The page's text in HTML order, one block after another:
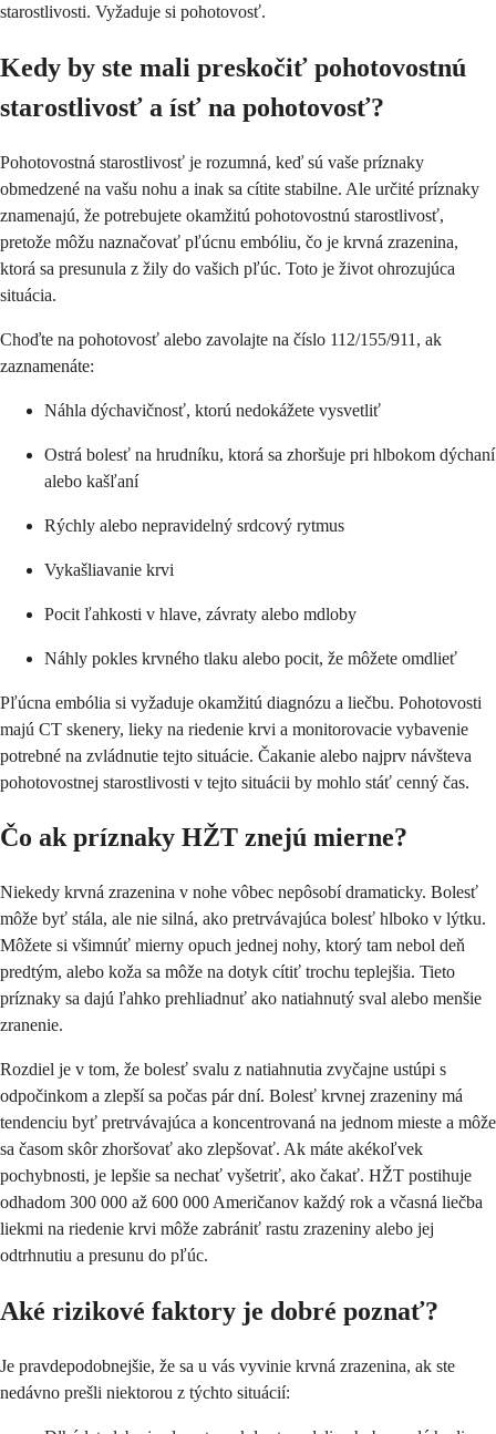
starostlivosti. Vyžaduje si pohotovosť.
Kedy by ste mali preskočiť pohotovostnú
starostlivosť a ísť na pohotovosť?
Pohotovostná starostlivosť je rozumná, keď sú vaše príznaky
obmedzené na vašu nohu a inak sa cítite stabilne. Ale určité príznaky
znamenajú, že potrebujete okamžitú pohotovostnú starostlivosť,
pretože môžu naznačovať pľúcnu embóliu, čo je krvná zrazenina,
ktorá sa presunula z žily do vašich pľúc. Toto je život ohrozujúca
situácia.
Choďte na pohotovosť alebo zavolajte na číslo 112/155/911, ak
zaznamenáte:
Náhla dýchavičnosť, ktorú nedokážete vysvetliť
Ostrá bolesť na hrudníku, ktorá sa zhoršuje pri hlbokom dýchaní
alebo kašľaní
Rýchly alebo nepravidelný srdcový rytmus
Vykašliavanie krvi
Pocit ľahkosti v hlave, závraty alebo mdloby
Náhly pokles krvného tlaku alebo pocit, že môžete omdlieť
Pľúcna embólia si vyžaduje okamžitú diagnózu a liečbu. Pohotovosti
majú CT skenery, lieky na riedenie krvi a monitorovacie vybavenie
potrebné na zvládnutie tejto situácie. Čakanie alebo najprv návšteva
pohotovostnej starostlivosti v tejto situácii by mohlo stáť cenný čas.
Čo ak príznaky HŽT znejú mierne?
Niekedy krvná zrazenina v nohe vôbec nepôsobí dramaticky. Bolesť
môže byť stála, ale nie silná, ako pretrvávajúca bolesť hlboko v lýtku.
Môžete si všimnúť mierny opuch jednej nohy, ktorý tam nebol deň
predtým, alebo koža sa môže na dotyk cítiť trochu teplejšia. Tieto
príznaky sa dajú ľahko prehliadnuť ako natiahnutý sval alebo menšie
zranenie.
Rozdiel je v tom, že bolesť svalu z natiahnutia zvyčajne ustúpi s
odpočinkom a zlepší sa počas pár dní. Bolesť krvnej zrazeniny má
tendenciu byť pretrvávajúca a koncentrovaná na jednom mieste a môže
sa časom skôr zhoršovať ako zlepšovať. Ak máte akékoľvek
pochybnosti, je lepšie sa nechať vyšetriť, ako čakať. HŽT postihuje
odhadom 300 000 až 600 000 Američanov každý rok a včasná liečba
liekmi na riedenie krvi môže zabrániť rastu zrazeniny alebo jej
odtrhnutiu a presunu do pľúc.
Aké rizikové faktory je dobré poznať?
Je pravdepodobnejšie, že sa u vás vyvinie krvná zrazenina, ak ste
nedávno prešli niektorou z týchto situácií: